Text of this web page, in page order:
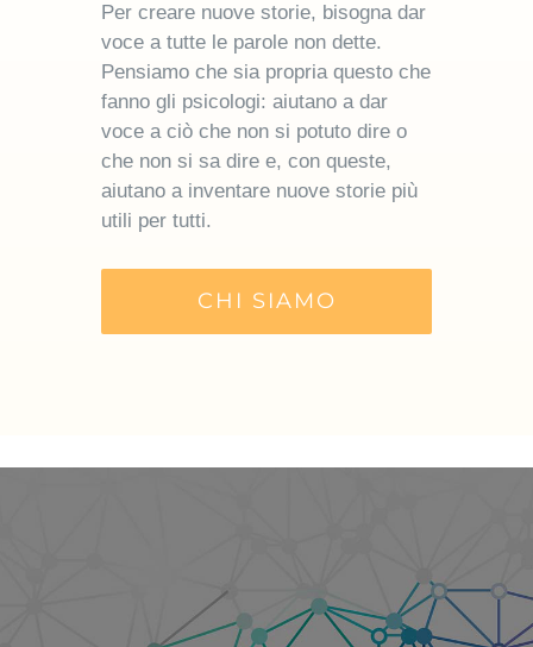
Per creare nuove storie, bisogna dar
voce a tutte le parole non dette.
Pensiamo che sia propria questo che
fanno gli psicologi: aiutano a dar
voce a ciò che non si potuto dire o
che non si sa dire e, con queste,
aiutano a inventare nuove storie più
utili per tutti.
CHI SIAMO